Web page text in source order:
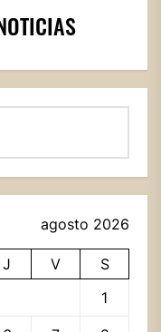
agosto 2026
J V
S
1